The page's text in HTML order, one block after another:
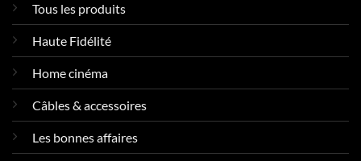
Tous les produits
Haute Fidélité
Home cinéma
Câbles & accessoires
Les bonnes affaires